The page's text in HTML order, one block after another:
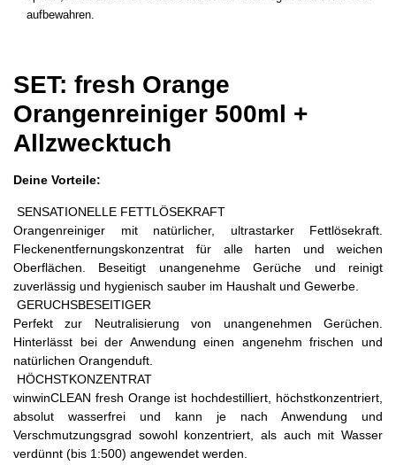
aufbewahren.
SET: fresh Orange
Orangenreiniger 500ml +
Allzwecktuch
Deine Vorteile:
SENSATIONELLE FETTLÖSEKRAFT
Orangenreiniger mit natürlicher, ultrastarker Fettlösekraft.
Fleckenentfernungskonzentrat für alle harten und weichen
Oberflächen. Beseitigt unangenehme Gerüche und reinigt
zuverlässig und hygienisch sauber im Haushalt und Gewerbe.
GERUCHSBESEITIGER
Perfekt zur Neutralisierung von unangenehmen Gerüchen.
Hinterlässt bei der Anwendung einen angenehm frischen und
natürlichen Orangenduft.
HÖCHSTKONZENTRAT
winwinCLEAN fresh Orange ist hochdestilliert, höchstkonzentriert,
absolut wasserfrei und kann je nach Anwendung und
Verschmutzungsgrad sowohl konzentriert, als auch mit Wasser
verdünnt (bis 1:500) angewendet werden.